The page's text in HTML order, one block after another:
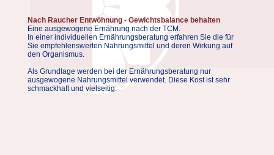
Nach Raucher Entwöhnung - Gewichtsbalance behalten
Eine ausgewogene Ernährung nach der TCM.
In einer individuellen Ernährungsberatung erfahren Sie die für
Sie empfehlenswerten Nahrungsmittel und deren Wirkung auf
den Organismus.
Als Grundlage werden bei der Ernährungsberatung nur
ausgewogene Nahrungsmittel verwendet. Diese Kost ist sehr
schmackhaft und vielseitig.